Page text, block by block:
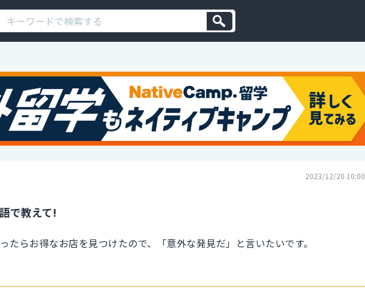
2023/12/20 10:00
で教えて!
たらお得なお店を見つけたので、「意外な発見だ」と言いたいです。